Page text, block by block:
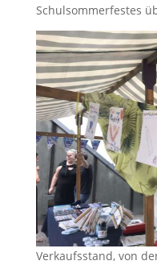
Schulsommerfestes
Verkaufsstand, von